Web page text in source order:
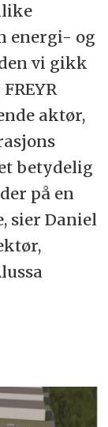
energi- og
vi gikk
aktør,
betydelig
på en
sier Daniel